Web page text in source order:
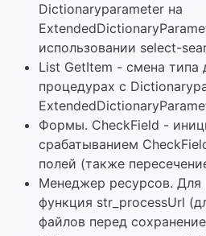
Dictionaryparameter на
использовании select-
List GetItem - смена типа
процедурах с
Формы. CheckField -
срабатыванием
полей (также
Менеджер ресурсов.
функция str_processUrl
файлов перед